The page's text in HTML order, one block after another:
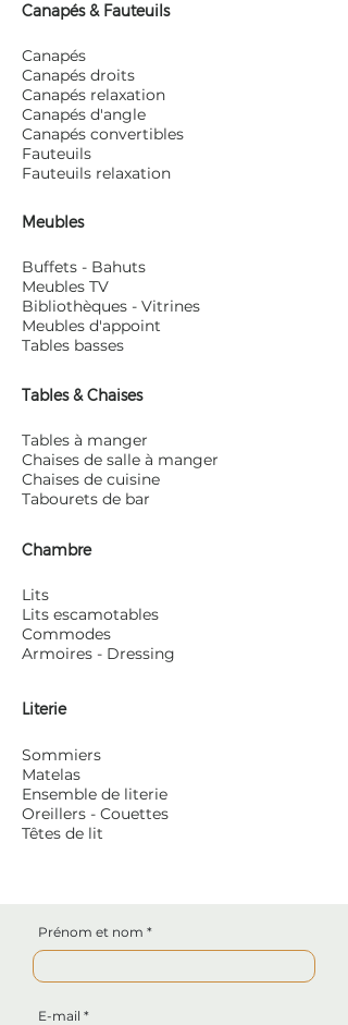
Canapés & Fauteuils
Canapés
Canapés droits
Canapés relaxation
Canapés d'angle
Canapés convertibles
Fauteuils
Fauteuils relaxation
Meubles
Buffets - Bahuts
Meubles TV
Bibliothèques - Vitrines
Meubles d'appoint
Tables basses
Tables & Chaises
Tables à manger
Chaises de salle à manger
Chaises de cuisine
Tabourets de bar
Chambre
Lits
Lits escamotables
Commodes
Armoires - Dressing
Literie
Sommiers
Matelas
Ensemble de literie
Oreillers - Couettes
Têtes de lit
Prénom et nom
E-mail